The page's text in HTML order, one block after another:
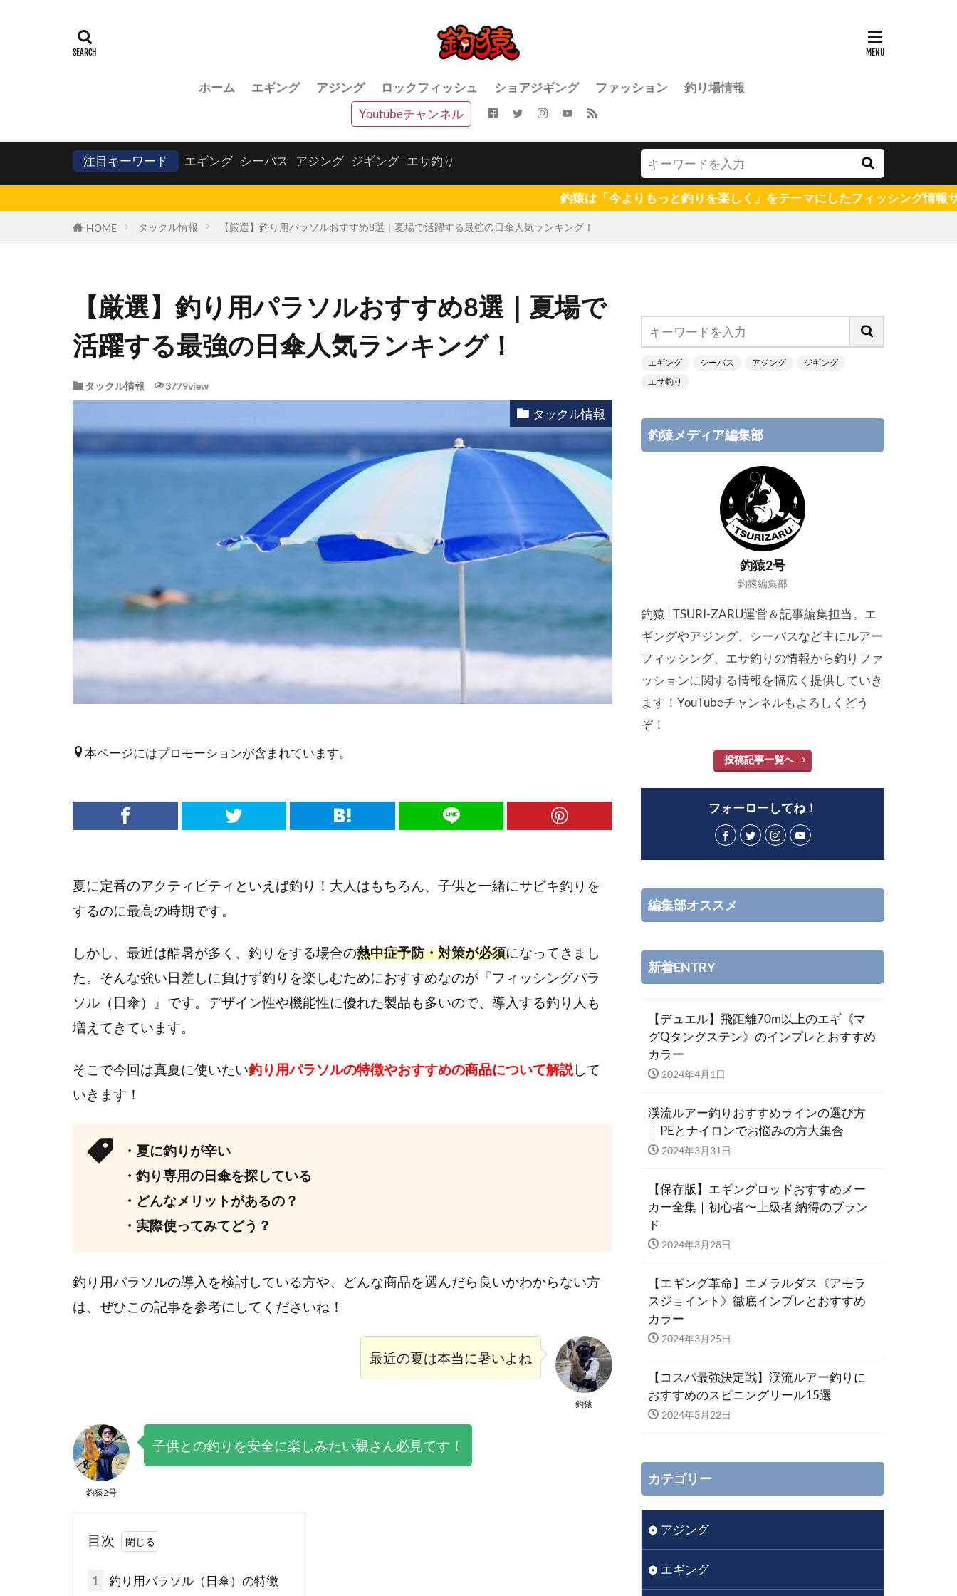
ホーム エギング アジング ロックフィッシュ ショアジギング ファッション
釣り場情報
Youtubeチャンネル
注目キーワード エギング シーバス アジング ジギング エサ釣り
釣猿は「今よりもっと釣りを楽しく」をテーマにしたフィッシング情報サイトです。
HOME タックル情報 【厳選】釣り用パラソルおすすめ8選｜夏場で活躍する最強の日傘人気ランキング！
【厳選】釣り用パラソルおすすめ8選｜夏場で
活躍する最強の日傘人気ランキング！
タックル情報 3779view
タックル情報
本ページにはプロモーションが含まれています。
夏に定番のアクティビティといえば釣り！大人はもちろん、子供と一緒にサビキ釣りを
するのに最高の時期です。
しかし、最近は酷暑が多く、釣りをする場合の熱中症予防・対策が必須になってきまし
た。そんな強い日差しに負けず釣りを楽しむためにおすすめなのが『フィッシングパラ
ソル（日傘）』です。デザイン性や機能性に優れた製品も多いので、導入する釣り人も
増えてきています。
そこで今回は真夏に使いたい釣り用パラソルの特徴やおすすめの商品について解説して
いきます！
・夏に釣りが辛い
・釣り専用の日傘を探している
・どんなメリットがあるの？
・実際使ってみてどう？
釣り用パラソルの導入を検討している方や、どんな商品を選んだら良いかわからない方
は、ぜひこの記事を参考にしてくださいね！
釣猿
最近の夏は本当に暑いよね
釣猿2号
子供との釣りを安全に楽しみたい親さん必見です！
目次
1 釣り用パラソル（日傘）の特徴
エギング シーバス アジング
ジギング
エサ釣り
釣猿メディア編集部
釣猿2号
釣猿編集部
釣猿 | TSURI-ZARU運営＆記事編集担当。エ
ギングやアジング、シーバスなど主にルアー
フィッシング、エサ釣りの情報から釣りファ
ッションに関する情報を幅広く提供していき
ます！YouTubeチャンネルもよろしくどう
ぞ！
投稿記事一覧へ
フォーローしてね！
編集部オススメ
新着ENTRY
【デュエル】飛距離70m以上のエギ《マ
グQタングステン》のインプレとおすすめ
カラー
2024年4月1日
渓流ルアー釣りおすすめラインの選び方
｜PEとナイロンでお悩みの方大集合
2024年3月31日
【保存版】エギングロッドおすすめメー
カー全集｜初心者〜上級者 納得のブラン
ド
2024年3月28日
【エギング革命】エメラルダス《アモラ
スジョイント》徹底インプレとおすすめ
カラー
2024年3月25日
【コスパ最強決定戦】渓流ルアー釣りに
おすすめのスピニングリール15選
2024年3月22日
カテゴリー
アジング
エギング